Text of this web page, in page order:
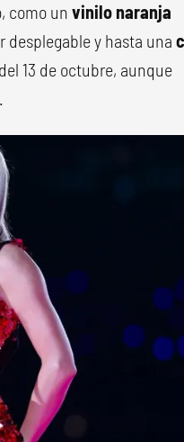
como un vinilo naranja
desplegable y hasta una
13 de octubre, aunque